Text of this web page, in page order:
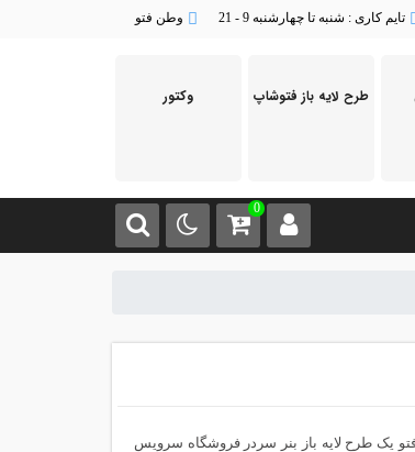
تایم کاری : شنبه تا چهارشنبه 9 - 21 وطن فتو
وکتور طرح لایه باز فتوشاپ
0
یک طرح لایه باز بنر سردر فروشگاه سرویس